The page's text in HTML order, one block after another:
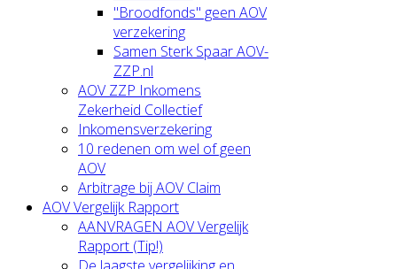
"Broodfonds" geen AOV
verzekering
Samen Sterk Spaar AOV-
ZZP.nl
AOV ZZP Inkomens
Zekerheid Collectief
Inkomensverzekering
10 redenen om wel of geen
AOV
Arbitrage bij AOV Claim
AOV Vergelijk Rapport
AANVRAGEN AOV Vergelijk
Rapport (Tip!)